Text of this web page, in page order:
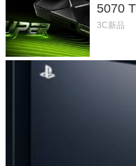
5070
功耗、
3C新品